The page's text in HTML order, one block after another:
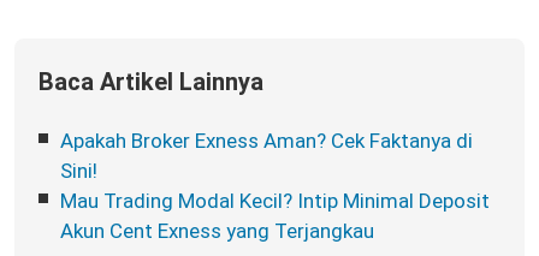
Baca Artikel Lainnya
Apakah Broker Exness Aman? Cek Faktanya di
Sini!
Mau Trading Modal Kecil? Intip Minimal Deposit
Akun Cent Exness yang Terjangkau